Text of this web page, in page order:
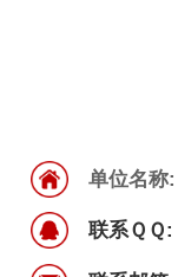
单位名称:
联系ＱＱ: